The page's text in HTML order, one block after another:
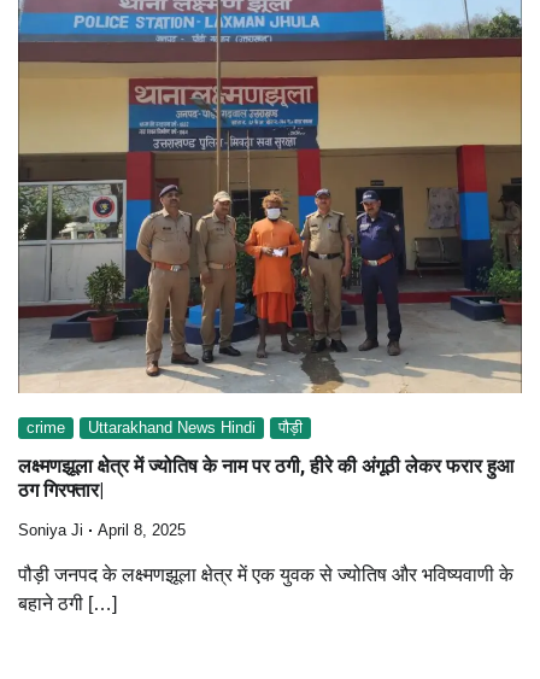
crime Uttarakhand News Hindi पौड़ी
लक्ष्मणझूला क्षेत्र में ज्योतिष के नाम पर ठगी, हीरे की अंगूठी लेकर फरार हुआ
ठग गिरफ्तार|
Soniya Ji April 8, 2025
पौड़ी जनपद के लक्ष्मणझूला क्षेत्र में एक युवक से ज्योतिष और भविष्यवाणी के
बहाने ठगी […]